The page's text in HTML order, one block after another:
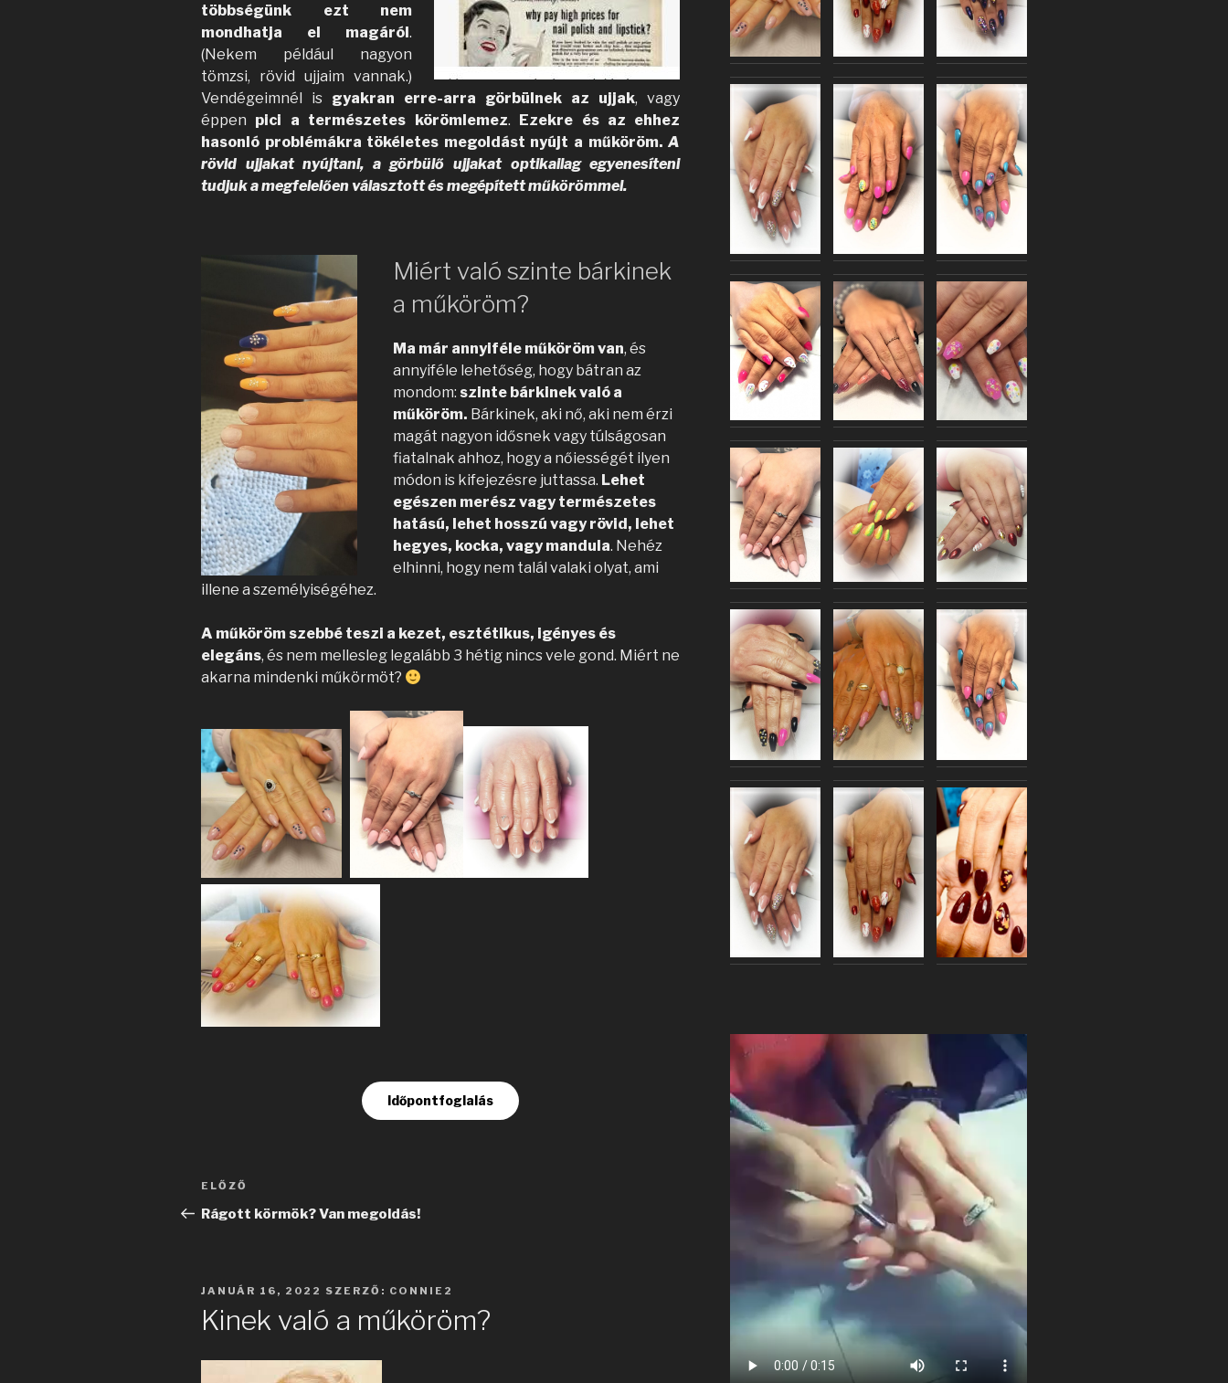
többségünk ezt nem
mondhatja el magáról.
(Nekem például nagyon
tömzsi, rövid ujjaim vannak.)
Vendégeimnél is gyakran erre-arra görbülnek az ujjak, vagy
éppen pici a természetes körömlemez. Ezekre és az ehhez
hasonló problémákra tökéletes megoldást nyújt a műköröm. A
rövid ujjakat nyújtani, a görbülő ujjakat optikailag egyenesíteni
tudjuk a megfelelően választott és megépített műkörömmel.
Miért való szinte bárkinek
a műköröm?
Ma már annyiféle műköröm van, és
annyiféle lehetőség, hogy bátran az
mondom: szinte bárkinek való a
műköröm. Bárkinek, aki nő, aki nem érzi
magát nagyon idősnek vagy túlságosan
fiatalnak ahhoz, hogy a nőiességét ilyen
módon is kifejezésre juttassa. Lehet
egészen merész vagy természetes
hatású, lehet hosszú vagy rövid, lehet
hegyes, kocka, vagy mandula. Nehéz
elhinni, hogy nem talál valaki olyat, ami
illene a személyiségéhez.
A műköröm szebbé teszi a kezet, esztétikus, igényes és
elegáns, és nem mellesleg legalább 3 hétig nincs vele gond. Miért ne
akarna mindenki műkörmöt?
Időpontfoglalás
Bejegyzés
navigáció
Korábbi
bejegyzés
ELŐZŐ
Rágott körmök? Van megoldás!
BEKÜLDVE:
JANUÁR 16, 2022 SZERZŐ: CONNIE2
Kinek való a műköröm?